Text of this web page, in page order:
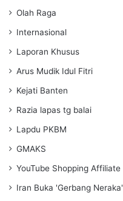
Olah Raga
Internasional
Laporan Khusus
Arus Mudik Idul Fitri
Kejati Banten
Razia lapas tg balai
Lapdu PKBM
GMAKS
YouTube Shopping Affiliate
Iran Buka 'Gerbang Neraka'